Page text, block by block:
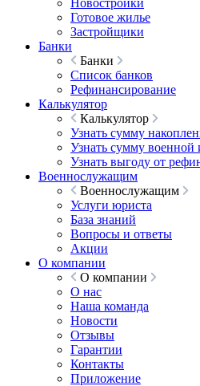
Новостройки
Готовое жилье
Застройщики
Банки
Банки
Список банков
Рефинансирование
Калькулятор
Калькулятор
Узнать сумму
Узнать сумму военной
Узнать выгоду от
Военнослужащим
Военнослужащим
Услуги юриста
База знаний
Вопросы и ответы
Акции
О компании
О компании
О нас
Наша команда
Новости
Отзывы
Гарантии
Контакты
Приложение